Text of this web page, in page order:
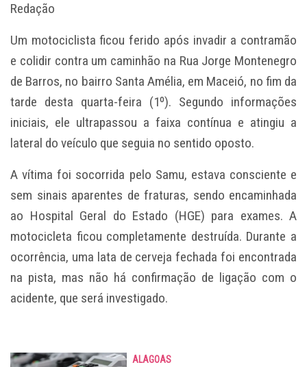
Redação
Um motociclista ficou ferido após invadir a contramão
e colidir contra um caminhão na Rua Jorge Montenegro
de Barros, no bairro Santa Amélia, em Maceió, no fim da
tarde desta quarta-feira (1º). Segundo informações
iniciais, ele ultrapassou a faixa contínua e atingiu a
lateral do veículo que seguia no sentido oposto.
A vítima foi socorrida pelo Samu, estava consciente e
sem sinais aparentes de fraturas, sendo encaminhada
ao Hospital Geral do Estado (HGE) para exames. A
motocicleta ficou completamente destruída. Durante a
ocorrência, uma lata de cerveja fechada foi encontrada
na pista, mas não há confirmação de ligação com o
acidente, que será investigado.
ALAGOAS